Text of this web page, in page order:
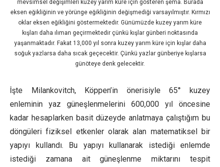
mevsimsel değişimleri kuzey yarım küre için gösteren şema. Burada
eksen eğikliğinin ve yörünge eğikliğinin değişmediği varsayılmıştır. Kırmızı
oklar eksen eğikliğini göstermektedir. Günümüzde kuzey yarım küre
kışları daha ılıman geçirmektedir çünkü kışlar günberi noktasında
yaşanmaktadır. Fakat 13,000 yıl sonra kuzey yarım küre için kışlar daha
soğuk yazlarsa daha sıcak geçecektir. Çünkü yazlar günberiye kışlarsa
günöteye denk gelecektir.
İşte Milankovitch, Köppen’in önerisiyle 65° kuzey
enleminin yaz güneşlenmelerini 600,000 yıl öncesine
kadar hesaplarken basit düzeyde anlatmaya çalıştığım bu
döngüleri fiziksel etkenler olarak alan matematiksel bir
yapıyı kullandı. Bu yapıyı kullanarak istediği enlemde
istediği zamana ait güneşlenme miktarını tespit